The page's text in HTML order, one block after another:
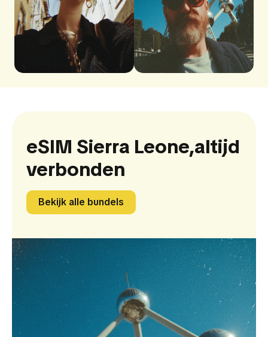
eSIM Sierra Leone,altijd
verbonden
Bekijk alle bundels